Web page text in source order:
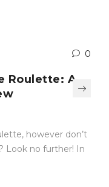
0
Roulette: A
however don’t
Look no further! In